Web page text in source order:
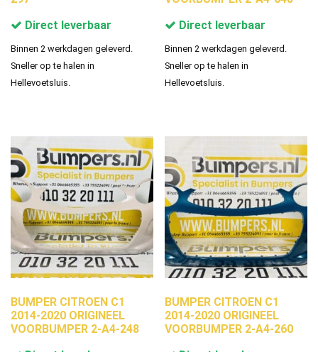
Direct leverbaar
Binnen 2 werkdagen geleverd.
Sneller op te halen in
Hellevoetsluis.
Direct leverbaar
Binnen 2 werkdagen geleverd.
Sneller op te halen in
Hellevoetsluis.
BUMPER CITROEN C1
2014-2020 ORIGINEEL
VOORBUMPER 2-A4-248
BUMPER CITROEN C1
2014-2020 ORIGINEEL
VOORBUMPER 2-A4-260